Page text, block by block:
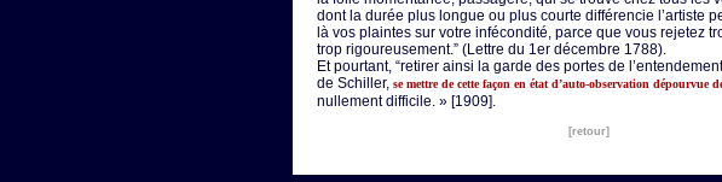
dont la durée plus longue ou plus courte différencie l’artiste
là vos plaintes sur votre infécondité, parce que vous rejetez
trop rigoureusement.” (Lettre du 1er décembre 1788).
Et pourtant, “retirer ainsi la garde des portes de
de Schiller, se mettre de cette façon en état d’auto-observation dépourvue
nullement difficile. » [1909].
[retour]